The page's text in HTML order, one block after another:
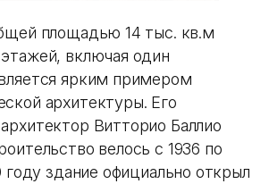
площадью 14 тыс. кв.м
включая один
ярким примером
архитектуры. Его
Витторио Баллио
велось с 1936 по
году здание официально открыл